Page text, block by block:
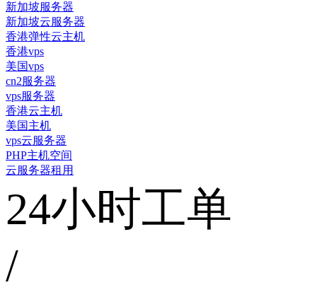
新加坡服务器
新加坡云服务器
香港弹性云主机
香港vps
美国vps
cn2服务器
vps服务器
香港云主机
美国主机
vps云服务器
PHP主机空间
云服务器租用
24小时工单
/